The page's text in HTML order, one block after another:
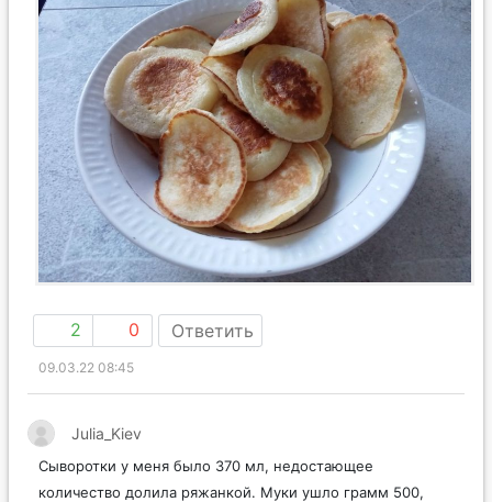
2 0 Ответить
09.03.22 08:45
Julia_Kiev
Сыворотки у меня было 370 мл, недостающее
количество долила ряжанкой. Муки ушло грамм 500,